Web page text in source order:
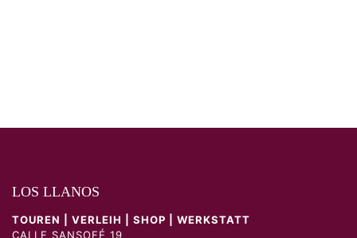
LOS LLANOS
TOUREN | VERLEIH | SHOP | WERKSTATT
CALLE SANSOFÉ 19